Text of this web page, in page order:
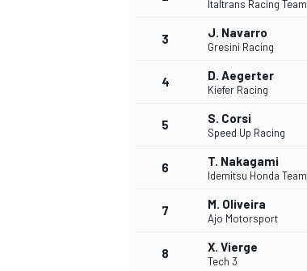
Italtrans Racing Team
3 J. Navarro
Gresini Racing
4 D. Aegerter
Kiefer Racing
5 S. Corsi
Speed Up Racing
6 T. Nakagami
Idemitsu Honda
7 M. Oliveira
Ajo Motorsport
8 X. Vierge
Tech 3